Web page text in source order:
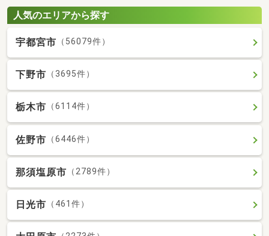
人気のエリアから探す
宇都宮市 （56079件）
下野市 （3695件）
栃木市 （6114件）
佐野市 （6446件）
那須塩原市 （2789件）
日光市 （461件）